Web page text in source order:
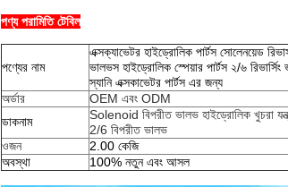
পণ্য পরামিতি টেবিল
পণ্যের নাম
এক্সক্যাভেটর হাইড্রোলিক পার্টস সোলেনয়েড
ভালভস হাইড্রোলিক স্পেয়ার পার্টস ২/৬ রিভার্সিং
স্যানি এক্সকাভেটর পার্টস এর জন্য
অর্ডার OEM এবং ODM
ডাকনাম
Solenoid বিপরীত ভালভ হাইড্রোলিক খুচরা
2/6 বিপরীত ভালভ
ওজন
2.00 কেজি
অবস্থা
100% নতুন এবং আসল